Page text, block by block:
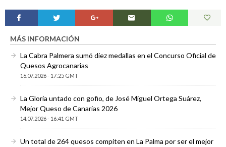
MÁS INFORMACIÓN
La Cabra Palmera sumó diez medallas en el Concurso Oficial de
Quesos Agrocanarias
16.07.2026 - 17:25 GMT
La Gloria untado con gofio, de José Miguel Ortega Suárez,
Mejor Queso de Canarias 2026
14.07.2026 - 16:41 GMT
Un total de 264 quesos compiten en La Palma por ser el mejor